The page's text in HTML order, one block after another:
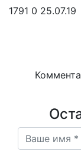
1791 0 25.07.19